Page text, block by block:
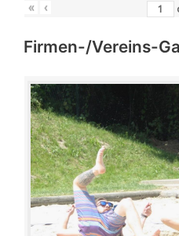
« ‹
Firmen-/Vereins-